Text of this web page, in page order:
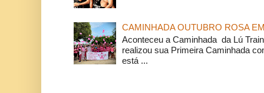
CAMINHADA OUTUBRO ROSA
Aconteceu a Caminhada da Lú
realizou sua Primeira Caminhada
está ...